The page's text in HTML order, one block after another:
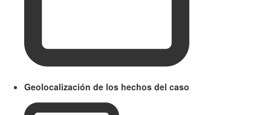
Geolocalización de los hechos del caso